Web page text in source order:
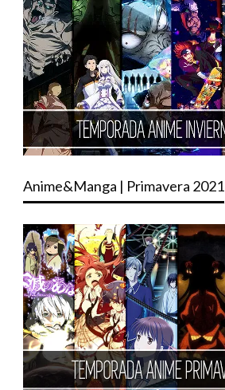
Anime&Manga | Primavera 2021